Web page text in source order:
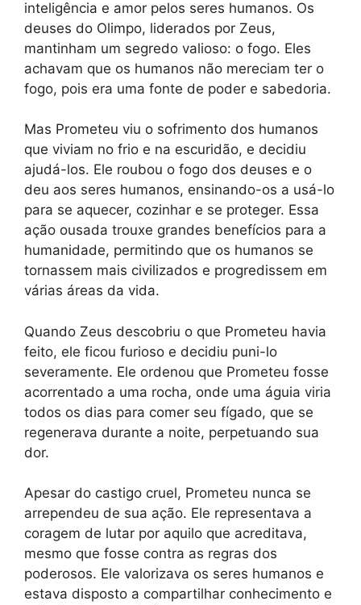
inteligência e amor pelos seres humanos. Os
deuses do Olimpo, liderados por Zeus,
mantinham um segredo valioso: o fogo. Eles
achavam que os humanos não mereciam ter o
fogo, pois era uma fonte de poder e sabedoria.
Mas Prometeu viu o sofrimento dos humanos
que viviam no frio e na escuridão, e decidiu
ajudá-los. Ele roubou o fogo dos deuses e o
deu aos seres humanos, ensinando-os a usá-lo
para se aquecer, cozinhar e se proteger. Essa
ação ousada trouxe grandes benefícios para a
humanidade, permitindo que os humanos se
tornassem mais civilizados e progredissem em
várias áreas da vida.
Quando Zeus descobriu o que Prometeu havia
feito, ele ficou furioso e decidiu puni-lo
severamente. Ele ordenou que Prometeu fosse
acorrentado a uma rocha, onde uma águia viria
todos os dias para comer seu fígado, que se
regenerava durante a noite, perpetuando sua
dor.
Apesar do castigo cruel, Prometeu nunca se
arrependeu de sua ação. Ele representava a
coragem de lutar por aquilo que acreditava,
mesmo que fosse contra as regras dos
poderosos. Ele valorizava os seres humanos e
estava disposto a compartilhar conhecimento e